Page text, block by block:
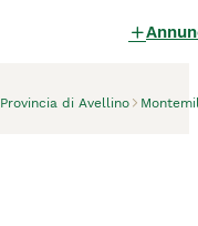
Provincia di Avellino